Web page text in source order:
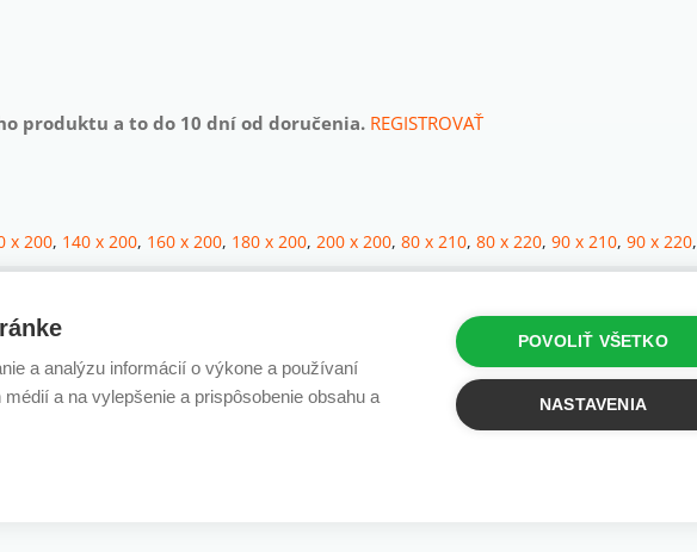
produktu a to do 10 dní od doručenia. REGISTROVAŤ
x 200, 140 x 200, 160 x 200, 180 x 200, 200 x 200, 80 x 210, 80 x 220, 90 x 210, 90 x 220,
a analýzu informácií o výkone a používaní
a na vylepšenie a prispôsobenie obsahu a
POVOLIŤ VŠETKO
NASTAVENIA